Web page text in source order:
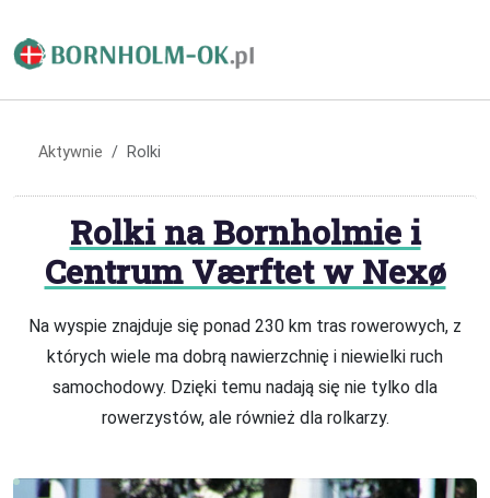
Aktywnie Rolki
Rolki na Bornholmie i
Centrum Værftet w Nexø
Na wyspie znajduje się ponad 230 km tras rowerowych, z
których wiele ma dobrą nawierzchnię i niewielki ruch
samochodowy. Dzięki temu nadają się nie tylko dla
rowerzystów, ale również dla rolkarzy.